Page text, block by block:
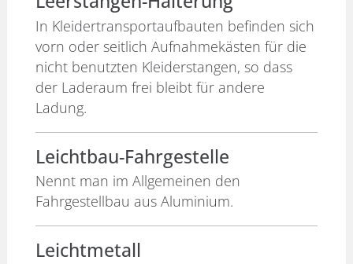
In Kleidertransportaufbauten befinden sich
vorn oder seitlich Aufnahmekästen für die
nicht benutzten Kleiderstangen, so dass
der Laderaum frei bleibt für andere
Ladung.
Leichtbau-Fahrgestelle
Nennt man im Allgemeinen den
Fahrgestellbau aus Aluminium.
Leichtmetall